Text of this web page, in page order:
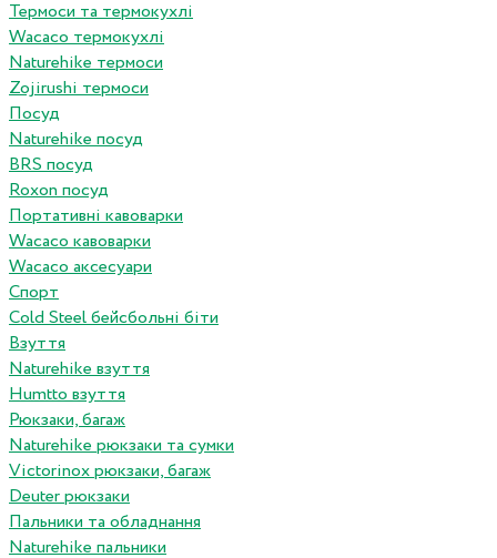
Термоси та термокухлі
Wacaco термокухлі
Naturehike термоси
Zojirushi термоси
Посуд
Naturehike посуд
BRS посуд
Roxon посуд
Портативні кавоварки
Wacaco кавоварки
Wacaco аксесуари
Спорт
Cold Steel бейсбольні біти
Взуття
Naturehike взуття
Humtto взуття
Рюкзаки, багаж
Naturehike рюкзаки та сумки
Victorinox рюкзаки, багаж
Deuter рюкзаки
Пальники та обладнання
Naturehike пальники